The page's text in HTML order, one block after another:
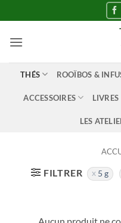
au
contenu
THÉS ROOÏBOS &
ACCESSOIRES LIVRES
LES
FILTRER 5 g